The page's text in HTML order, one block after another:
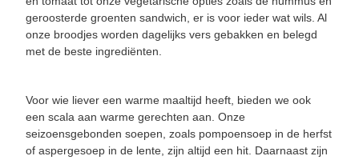
geroosterde groenten sandwich, er is voor ieder wat wils. Al
onze broodjes worden dagelijks vers gebakken en belegd
met de beste ingrediënten.
Voor wie liever een warme maaltijd heeft, bieden we ook
een scala aan warme gerechten aan. Onze
seizoensgebonden soepen, zoals pompoensoep in de herfst
of aspergesoep in de lente, zijn altijd een hit. Daarnaast zijn